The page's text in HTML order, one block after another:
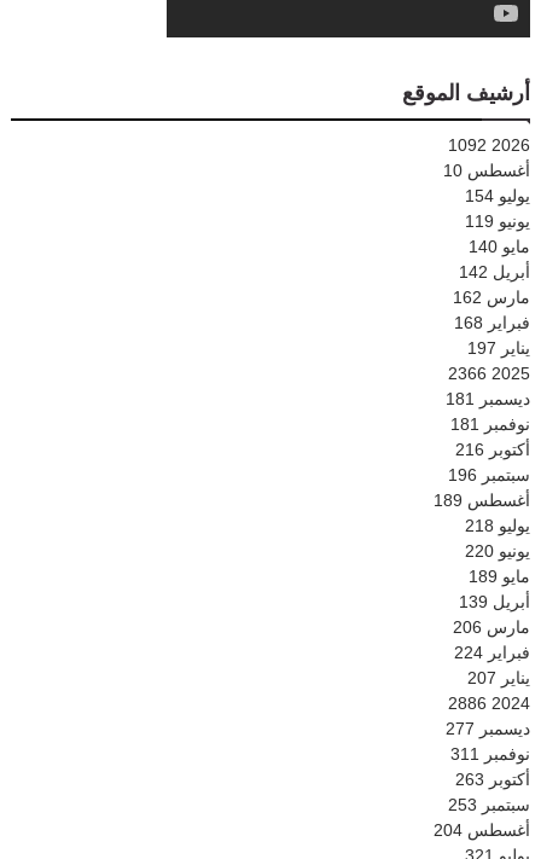
أرشيف الموقع
2026
1092
أغسطس 10
يوليو 154
يونيو 119
مايو 140
أبريل 142
مارس 162
فبراير 168
يناير 197
2025
2366
ديسمبر 181
نوفمبر 181
أكتوبر 216
سبتمبر 196
أغسطس 189
يوليو 218
يونيو 220
مايو 189
أبريل 139
مارس 206
فبراير 224
يناير 207
2024
2886
ديسمبر 277
نوفمبر 311
أكتوبر 263
سبتمبر 253
أغسطس 204